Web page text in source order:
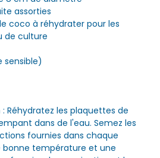
assorties
coco à réhydrater pour les
de culture
sensible)
: Réhydratez les plaquettes de
dans de l'eau. Semez les
fournies dans chaque
bonne température et une